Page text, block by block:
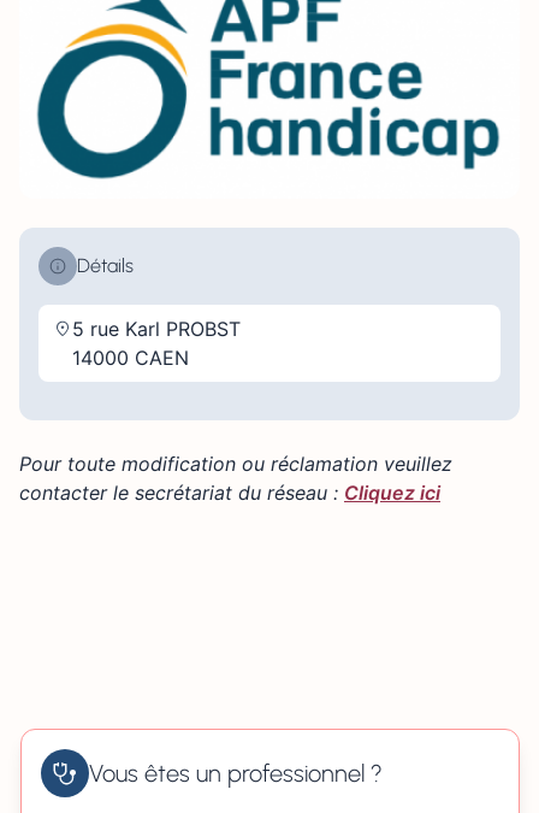
Détails
5 rue Karl PROBST
14000 CAEN
Pour toute modification ou réclamation veuillez
contacter le secrétariat du réseau : Cliquez ici
Vous êtes un professionnel ?